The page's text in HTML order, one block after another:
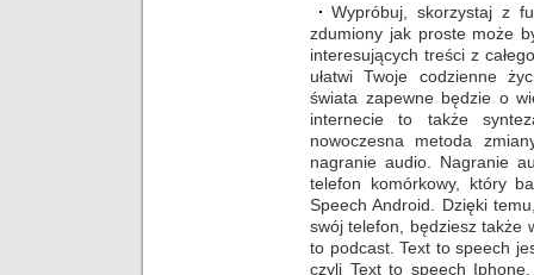
Wypróbuj, skorzystaj z
zdumiony jak proste może
interesujących treści z
ułatwi Twoje codzienne
świata zapewne będzie o
internecie to także
nowoczesna metoda
nagranie audio. Nagranie
telefon komórkowy, który
Speech Android. Dzięki
swój telefon, będziesz także
to podcast. Text to speech
czyli Text to speech